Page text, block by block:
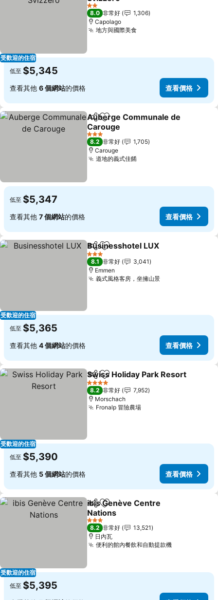
受歡迎的住宿
查看價格
2 星級
8.0 非常好
1,306
Capolago
地方與國際美食查看價格
低至 $5,345
查看其他 6 個網站的價格 查看價格
分享 加入我的最愛
Auberge Communale de
Carouge
查看價格
3 星級
8.2 非常好
1,705
Carouge
道地的義式佳餚查看價格
低至 $5,347
查看其他 7 個網站的價格 查看價格
受歡迎的住宿
分享 加入我的最愛
Businesshotel LUX
3 星級
8.1 非常好
3,041
Emmen
義式風格客房，坐擁山景查看價格
低至 $5,365
查看其他 4 個網站的價格 查看價格
受歡迎的住宿
分享 加入我的最愛
Swiss Holiday Park Resort
4 星級
8.2 非常好
7,952
Morschach
Fronalp 冒險農場查看價格
低至 $5,390
查看其他 5 個網站的價格 查看價格
受歡迎的住宿
分享 加入我的最愛
ibis Genève Centre
Nations
查看價格
3 星級
8.2 非常好
13,521
日內瓦
便利的館內餐飲和自動提款機查看價格
低至 $5,395